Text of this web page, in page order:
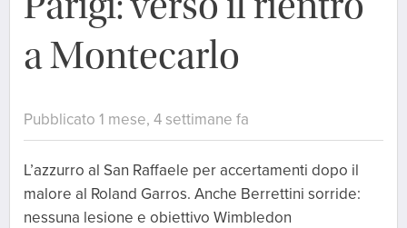
a Montecarlo
Pubblicato 1 mese, 4 settimane fa
L’azzurro al San Raffaele per accertamenti dopo il
malore al Roland Garros. Anche Berrettini sorride:
nessuna lesione e obiettivo Wimbledon